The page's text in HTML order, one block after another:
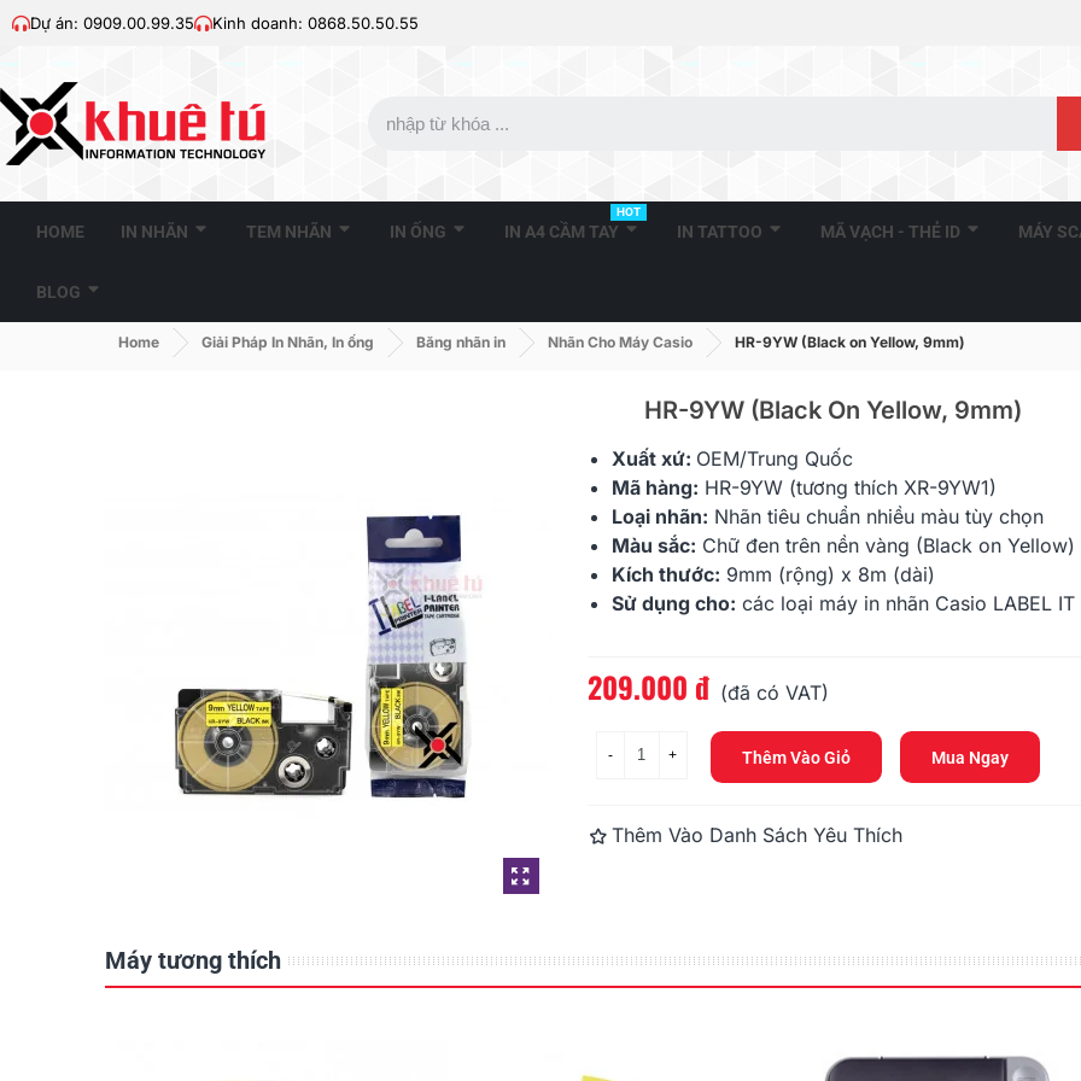
Dự án: 0909.00.99.35 Kinh doanh: 0868.50.50.55
HOME IN NHÃN TEM NHÃN IN ỐNG IN A4 CẦM TAY
HOT
IN TATTOO MÃ VẠCH - THẺ ID MÁY
BLOG
Home Giải Pháp In Nhãn, In ống Băng nhãn in Nhãn Cho Máy Casio HR-9YW (Black on Yellow, 9mm)
HR-9YW (Black On Yellow, 9mm)
Xuất xứ: OEM/Trung Quốc
Mã hàng: HR-9YW (tương thích XR-9YW1)
Loại nhãn: Nhãn tiêu chuẩn nhiều màu tùy chọn
Màu sắc: Chữ đen trên nền vàng (Black on Yellow)
Kích thước: 9mm (rộng) x 8m (dài)
Sử dụng cho: các loại máy in nhãn Casio LABEL IT
Đọc thêm
209.000 đ (đã có VAT)
- + Thêm Vào Giỏ Mua Ngay
Thêm Vào Danh Sách Yêu Thích
HR-6X (Black On Clear,
6mm)
176.000 đ
HR-6WE (Black On White,
HR-6RD
6mm)
176.000 đ
HR-6BU
Máy tương thích